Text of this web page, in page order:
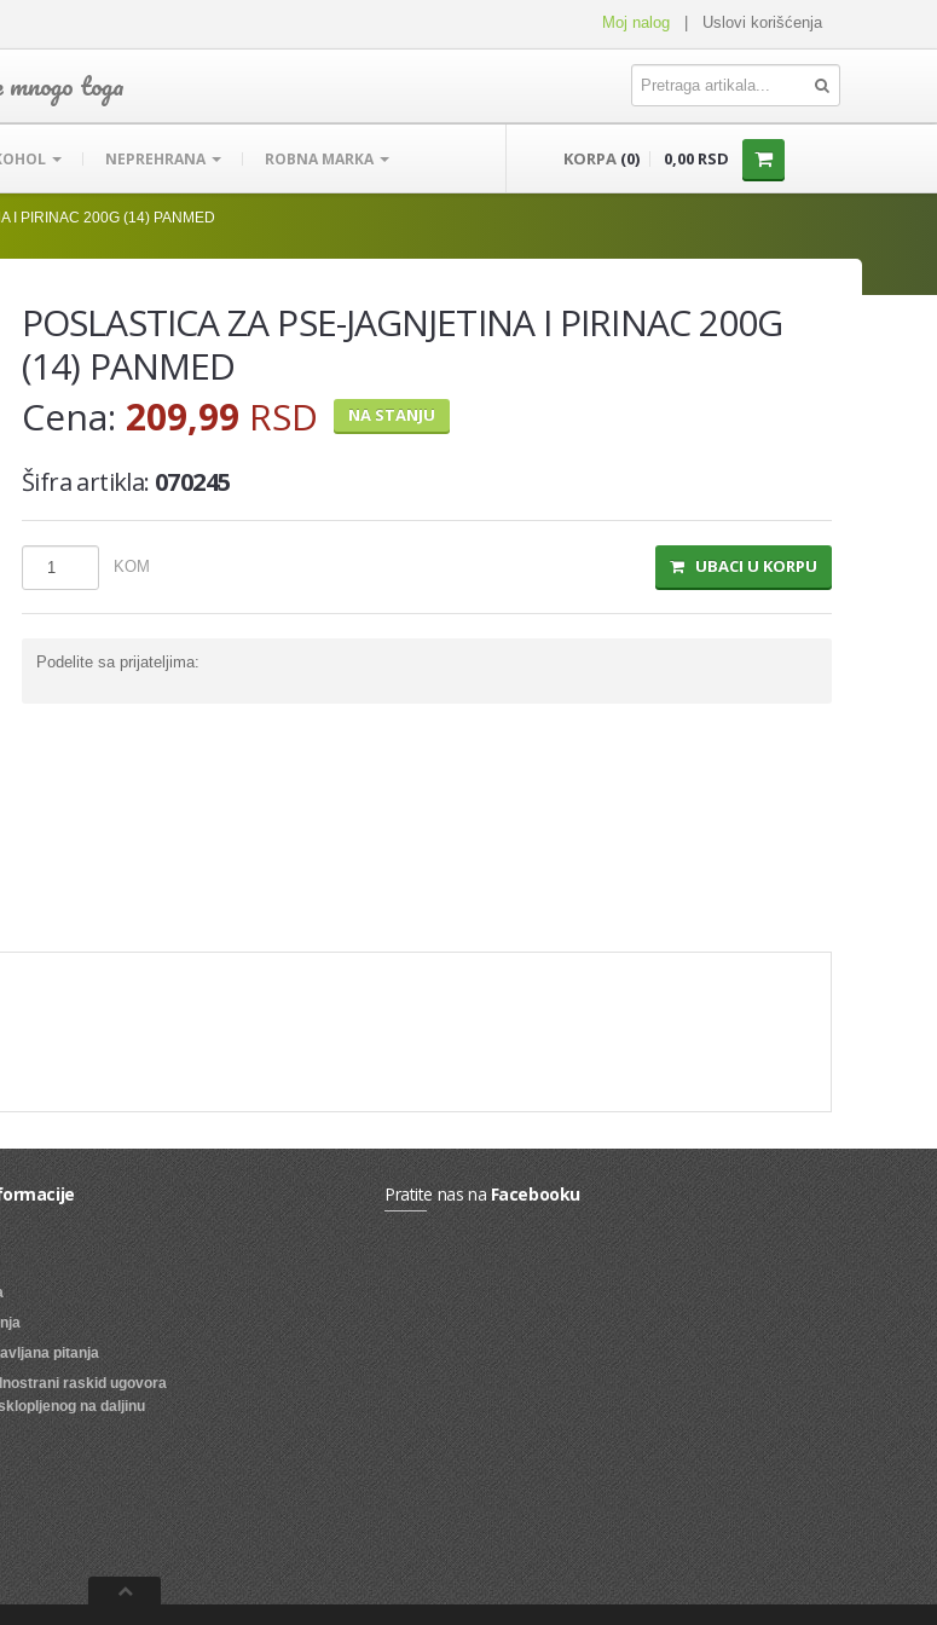
Moj nalog Uslovi korišćenja
toga
NEPREHRANA ROBNA MARKA KORPA (0) 0,00 RSD
I PIRINAC 200G (14) PANMED
POSLASTICA ZA PSE-JAGNJETINA I PIRINAC 200G
(14) PANMED
Cena: 209,99 RSD NA STANJU
Šifra artikla: 070245
KOM UBACI U KORPU
Podelite sa prijateljima:
pitanja
raskid ugovora
na daljinu
Pratite nas na Facebooku